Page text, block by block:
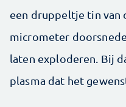
een druppeltje tin van
micrometer
laten exploderen. Bij
plasma dat het